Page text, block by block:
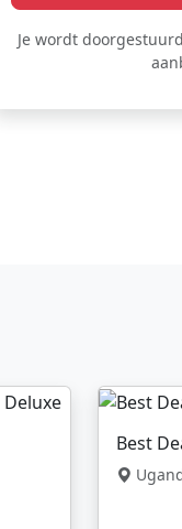
Je wordt
Best